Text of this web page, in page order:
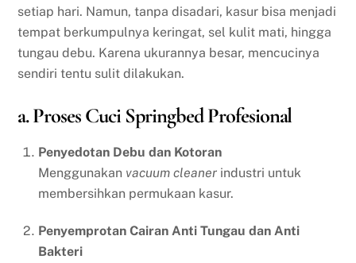
setiap hari. Namun, tanpa disadari, kasur bisa menjadi
tempat berkumpulnya keringat, sel kulit mati, hingga
tungau debu. Karena ukurannya besar, mencucinya
sendiri tentu sulit dilakukan.
a. Proses Cuci Springbed Profesional
Penyedotan Debu dan Kotoran
Menggunakan vacuum cleaner industri untuk
membersihkan permukaan kasur.
Penyemprotan Cairan Anti Tungau dan Anti
Bakteri